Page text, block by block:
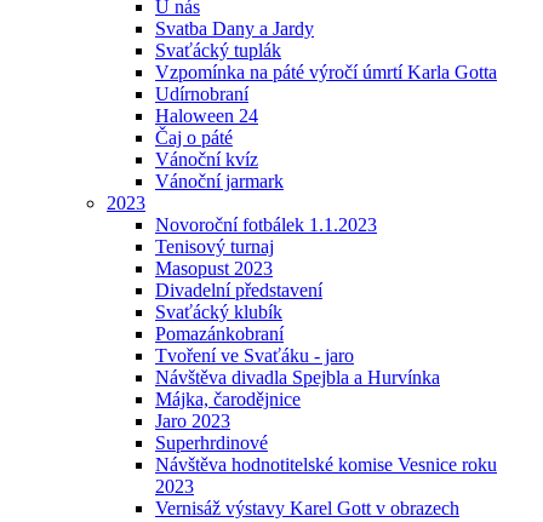
U nás
Svatba Dany a Jardy
Svaťácký tuplák
Vzpomínka na páté výročí úmrtí Karla Gotta
Udírnobraní
Haloween 24
Čaj o páté
Vánoční kvíz
Vánoční jarmark
2023
Novoroční fotbálek 1.1.2023
Tenisový turnaj
Masopust 2023
Divadelní představení
Svaťácký klubík
Pomazánkobraní
Tvoření ve Svaťáku - jaro
Návštěva divadla Spejbla a Hurvínka
Májka, čarodějnice
Jaro 2023
Superhrdinové
Návštěva hodnotitelské komise Vesnice roku
2023
Vernisáž výstavy Karel Gott v obrazech